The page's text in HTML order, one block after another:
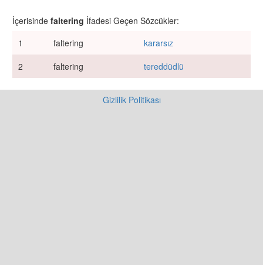
İçerisinde faltering İfadesi Geçen Sözcükler:
1
faltering
kararsız
2
faltering tereddüdlü
Gizlilik Politikası